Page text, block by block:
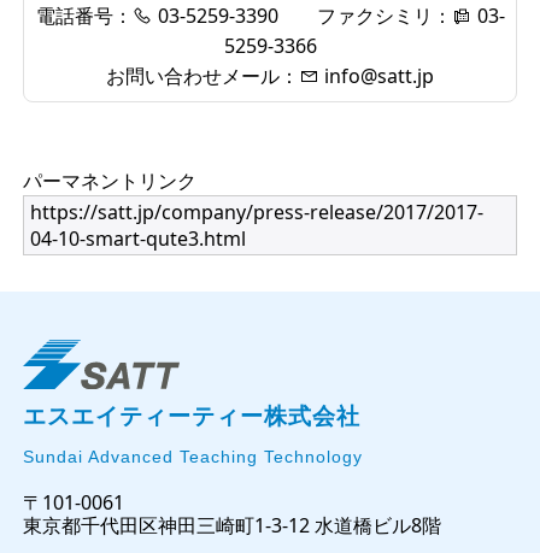
電話番号：
03-5259-3390ファクシミリ：
03-
5259-3366
お問い合わせメール：
info@satt.jp
パーマネントリンク
https://satt.jp/company/press-release/2017/2017-
04-10-smart-qute3.html
エスエイティーティー株式会社
Sundai Advanced Teaching Technology
〒101-0061
東京都千代田区神田三崎町1-3-12 水道橋ビル8階